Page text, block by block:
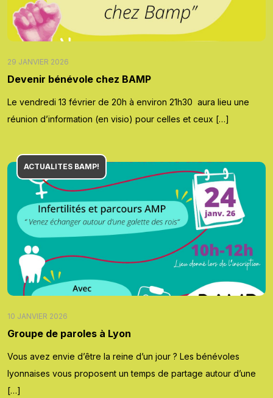
29 JANVIER 2026
Devenir bénévole chez BAMP
Le vendredi 13 février de 20h à environ 21h30 aura lieu une
réunion d’information (en visio) pour celles et ceux […]
ACTUALITES BAMP!
10 JANVIER 2026
Groupe de paroles à Lyon
Vous avez envie d’être la reine d’un jour ? Les bénévoles
lyonnaises vous proposent un temps de partage autour d’une
[…]